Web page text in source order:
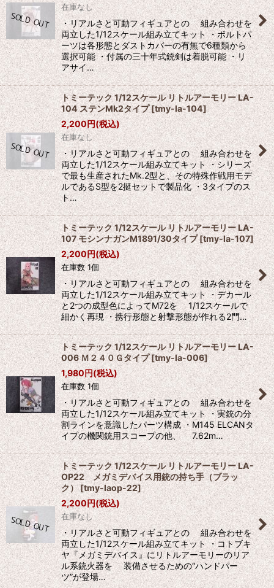
在庫なし
・リアルさと可動フィギュアとの 組み合わせを
両立した1/12スケール組み立てキット ・ボルトパ
ーツは各形態とダストカバーの有無で6種類から
選択可能 ・付属の三十年式銃剣は着脱可能 ・リ
アサイ…
トミーテック 1/12スケール リトルアーモリー LA-
104 ステンMk2タイプ[tmy-la-104]
2,200円(税込)
在庫なし
・リアルさと可動フィギュアとの 組み合わせを
両立した1/12スケール組み立てキット ・シリーズ
で最も生産されたMk.2型と、その特殊作戦用モデ
ルであるS型を2挺セットで製品化 ・3タイプのス
ト…
トミーテック 1/12スケール リトルアーモリー LA-
107 モシンナガンM1891/30タイプ[tmy-la-107]
2,200円(税込)
在庫数 1個
・リアルさと可動フィギュアとの 組み合わせを
両立した1/12スケール組み立てキット ・デカール
と2つの成型色によってM72を 1/12スケールで
細かく再現 ・携行形態と射撃形態が作れる2門…
トミーテック 1/12スケール リトルアーモリー LA-
006 Ｍ２４０Ｇタイプ[tmy-la-006]
1,980円(税込)
在庫数 1個
・リアルさと可動フィギュアとの 組み合わせを
両立した1/12スケール組み立てキット ・実銃の分
割ラインを意識したパーツ構成 ・M145 ELCANタ
イプの機関銃用スコープの他、 7.62m…
トミーテック 1/12スケール リトルアーモリー LA-
OP22 メガミデバイス用銃の持ち手（ブラッ
ク）[tmy-laop-22]
2,200円(税込)
在庫なし
・リアルさと可動フィギュアとの 組み合わせを
両立した1/12スケール組み立てキット ・コトブキ
ヤ『メガミデバイス』にリトルアーモリーのリア
ル系銃火器を 装備させるための“ハンドパー
ツ”が登場…